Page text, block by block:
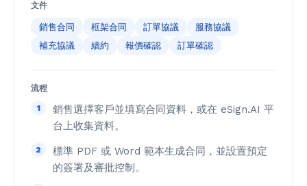
文件
銷售合同 框架合同 訂單協議
服務協議
補充協議
續約 報價確認 訂單確認
流程
1
銷售選擇客戶並填寫合同資料，或在 eSign.AI 平
台上收集資料。
2
標準 PDF 或 Word 範本生成合同，並設置預定
的簽署及審批控制。